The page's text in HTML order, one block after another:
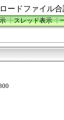
ードファイル
┃スレッド表示┃